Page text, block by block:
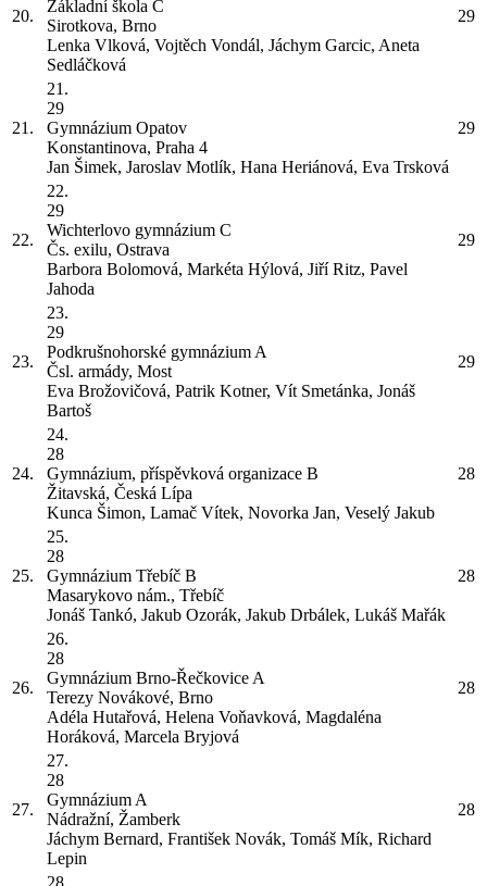
20.
Základní škola C
Sirotkova, Brno
Lenka Vlková, Vojtěch Vondál, Jáchym Garcic, Aneta
Sedláčková
29
21.
21.
29
Gymnázium Opatov
Konstantinova, Praha 4
Jan Šimek, Jaroslav Motlík, Hana Heriánová, Eva Trsková
29
22.
22.
29
Wichterlovo gymnázium C
Čs. exilu, Ostrava
Barbora Bolomová, Markéta Hýlová, Jiří Ritz, Pavel
Jahoda
29
23.
23.
29
Podkrušnohorské gymnázium A
Čsl. armády, Most
Eva Brožovičová, Patrik Kotner, Vít Smetánka, Jonáš
Bartoš
29
24.
24.
28
Gymnázium, příspěvková organizace B
Žitavská, Česká Lípa
Kunca Šimon, Lamač Vítek, Novorka Jan, Veselý Jakub
28
25.
25.
28
Gymnázium Třebíč B
Masarykovo nám., Třebíč
Jonáš Tankó, Jakub Ozorák, Jakub Drbálek, Lukáš Mařák
28
26.
26.
28
Gymnázium Brno-Řečkovice A
Terezy Novákové, Brno
Adéla Hutařová, Helena Voňavková, Magdaléna
Horáková, Marcela Bryjová
28
27.
27.
28
Gymnázium A
Nádražní, Žamberk
Jáchym Bernard, František Novák, Tomáš Mík, Richard
Lepin
28
28.